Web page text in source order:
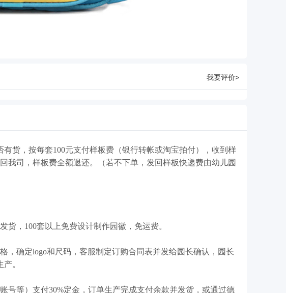
我要评价>
货，按每套100元支付样板费（银行转帐或淘宝拍付），收到样
我司，样板费全额退还。（若不下单，发回样板快递费由幼儿园
货，100套以上免费设计制作园徽，免运费。
确定logo和尺码，客服制定订购合同表并发给园长确认，园长
。
等）支付30%定金，订单生产完成支付余款并发货，或通过德